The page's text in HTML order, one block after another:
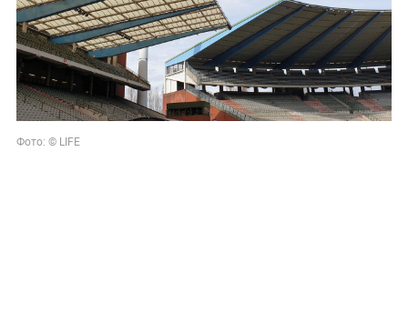
Фото: © LIFE